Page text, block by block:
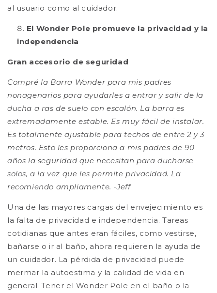
al usuario como al cuidador.
El Wonder Pole promueve la privacidad y la
independencia
Gran accesorio de seguridad
Compré la Barra Wonder para mis padres
nonagenarios para ayudarles a entrar y salir de la
ducha a ras de suelo con escalón. La barra es
extremadamente estable. Es muy fácil de instalar.
Es totalmente ajustable para techos de entre 2 y 3
metros. Esto les proporciona a mis padres de 90
años la seguridad que necesitan para ducharse
solos, a la vez que les permite privacidad. La
recomiendo ampliamente. -Jeff
Una de las mayores cargas del envejecimiento es
la falta de privacidad e independencia. Tareas
cotidianas que antes eran fáciles, como vestirse,
bañarse o ir al baño, ahora requieren la ayuda de
un cuidador. La pérdida de privacidad puede
mermar la autoestima y la calidad de vida en
general. Tener el Wonder Pole en el baño o la